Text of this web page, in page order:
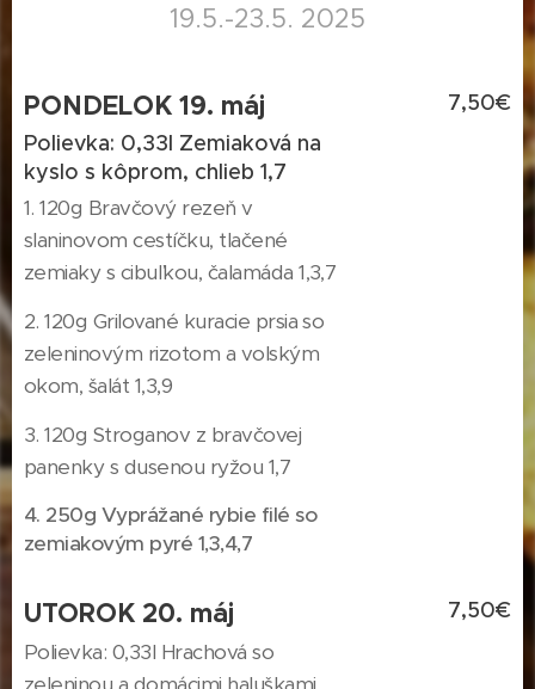
19.5.-23.5. 2025
PONDELOK 19. máj
Polievka: 0,33l Zemiaková na
kyslo s kôprom, chlieb 1,7
1. 120g Bravčový rezeň v
slaninovom cestíčku, tlačené
zemiaky s cibuľkou, čalamáda 1,3,7
2. 120g Grilované kuracie prsia so
zeleninovým rizotom a volským
okom, šalát 1,3,9
3. 120g Stroganov z bravčovej
panenky s dusenou ryžou 1,7
4. 250g Vyprážané rybie filé so
zemiakovým pyré 1,3,4,7
7,50€
UTOROK 20. máj
Polievka: 0,33l Hrachová so
7,50€